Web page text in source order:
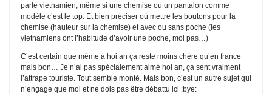
parle vietnamien, même si une chemise ou un pantalon comme
modèle c’est le top. Et bien préciser où mettre les boutons pour la
chemise (hauteur sur la chemise) et avec ou sans poche (les
vietnamiens ont l’habitude d’avoir une poche, moi pas…)
C’est certain que même à hoi an ça reste moins chère qu’en france
mais bon… Je n’ai pas spécialement aimé hoi an, ça sent vraiment
l’attrape touriste. Tout semble monté. Mais bon, c’est un autre sujet qui
n’engage que moi et ne dois pas être débattu ici :bye: